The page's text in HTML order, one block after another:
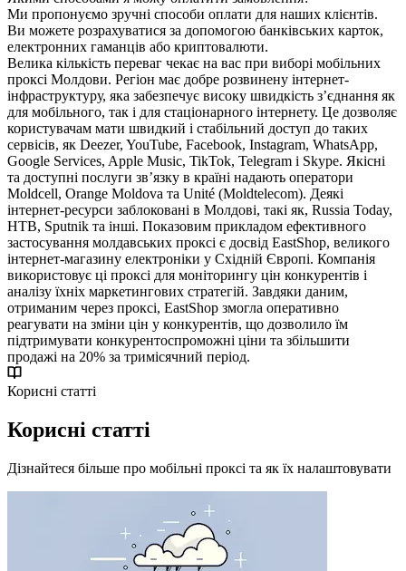
Ми пропонуємо зручні способи оплати для наших клієнтів.
Ви можете розрахуватися за допомогою банківських карток,
електронних гаманців або криптовалюти.
Велика кількість переваг чекає на вас при виборі мобільних
проксі Молдови. Регіон має добре розвинену інтернет-
інфраструктуру, яка забезпечує високу швидкість з’єднання як
для мобільного, так і для стаціонарного інтернету. Це дозволяє
користувачам мати швидкий і стабільний доступ до таких
сервісів, як Deezer, YouTube, Facebook, Instagram, WhatsApp,
Google Services, Apple Music, TikTok, Telegram і Skype. Якісні
та доступні послуги зв’язку в країні надають оператори
Moldcell, Orange Moldova та Unité (Moldtelecom). Деякі
інтернет-ресурси заблоковані в Молдові, такі як, Russia Today,
НТВ, Sputnik та інші. Показовим прикладом ефективного
застосування молдавських проксі є досвід EastShop, великого
інтернет-магазину електроніки у Східній Європі. Компанія
використовує ці проксі для моніторингу цін конкурентів і
аналізу їхніх маркетингових стратегій. Завдяки даним,
отриманим через проксі, EastShop змогла оперативно
реагувати на зміни цін у конкурентів, що дозволило їм
підтримувати конкурентоспроможні ціни та збільшити
продажі на 20% за тримісячний період.
Корисні статті
Корисні статті
Дізнайтеся більше про мобільні проксі та як їх налаштовувати